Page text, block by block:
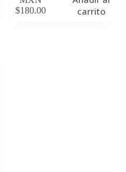
$180.00
carrito